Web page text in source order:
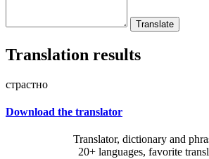
Translation results
страстно
Download the translator
Translator, dictionary and
20+ languages, favorite